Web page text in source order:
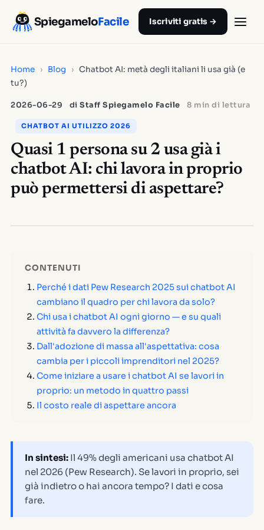
SpiegameloFacile Iscriviti gratis →
Home › Blog › Chatbot AI: metà degli italiani li usa già (e
tu?)
2026-06-29 di Staff Spiegamelo Facile 8 min di lettura
CHATBOT AI UTILIZZO 2026
Quasi 1 persona su 2 usa già i
chatbot AI: chi lavora in proprio
può permettersi di aspettare?
CONTENUTI
Perché i dati Pew Research 2025 sui chatbot AI
cambiano il quadro per chi lavora da solo?
Chi usa i chatbot AI ogni giorno — e su quali
attività fa davvero la differenza?
Dall'adozione di massa all'aspettativa: cosa
cambia per i piccoli imprenditori nel 2025?
Come iniziare a usare i chatbot AI se lavori in
proprio: un metodo in quattro passi
Il costo reale di aspettare ancora
In sintesi: Il 49% degli americani usa chatbot AI
nel 2026 (Pew Research). Se lavori in proprio, sei
già indietro o hai ancora tempo? I dati e cosa
fare.